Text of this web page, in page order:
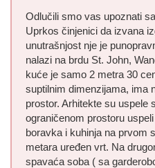
Odlučili smo vas upoznati
Uprkos činjenici da izvana
unutrašnjost nje je
nalazi na brdu St. John,
kuće je samo 2 metra 30
suptilnim dimenzijama, ima
prostor. Arhitekte su uspele
ograničenom prostoru
boravka i kuhinja na prvom
metara uređen vrt. Na
spavaća soba ( sa